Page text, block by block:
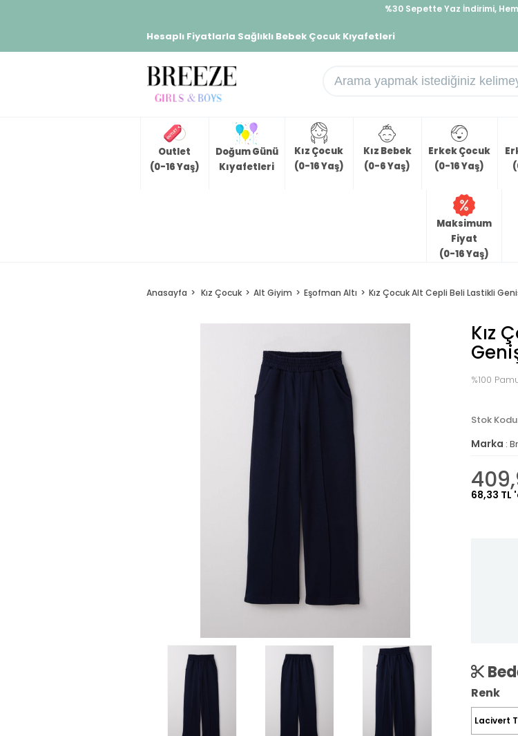
%30 Sepette Yaz İndirimi,
Hesaplı Fiyatlarla Sağlıklı Bebek Çocuk Kıyafetleri
Outlet
(0-16 Yaş)
Doğum Günü
Kıyafetleri
Kız Çocuk
(0-16 Yaş)
Kız Bebek
(0-6 Yaş)
Erkek Çocuk
(0-16 Yaş)
Maksimum
Fiyat
(0-16 Yaş)
Anasayfa Kız Çocuk Alt Giyim Eşofman Altı Kız Çocuk Alt Cepli Beli Lastikli
Kız
%100
Marka :
68,33 TL
Renk